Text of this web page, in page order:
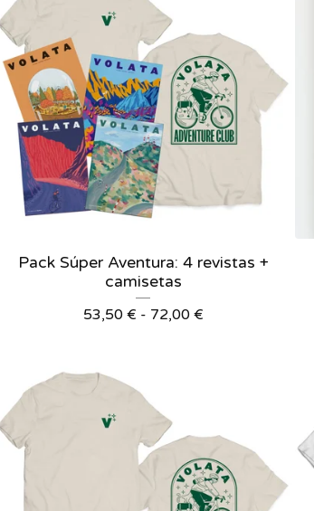
Pack Súper Aventura: 4 revistas +
camisetas
53,50 € - 72,00 €